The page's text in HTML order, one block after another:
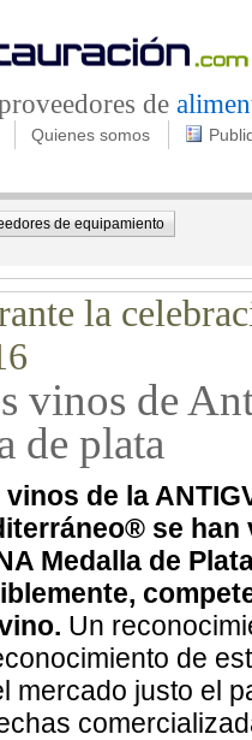
de
Quienes somos
de equipamiento
la
vinos de
de plata
vinos de la
se han
Medalla de
Un
de
mercado justo el